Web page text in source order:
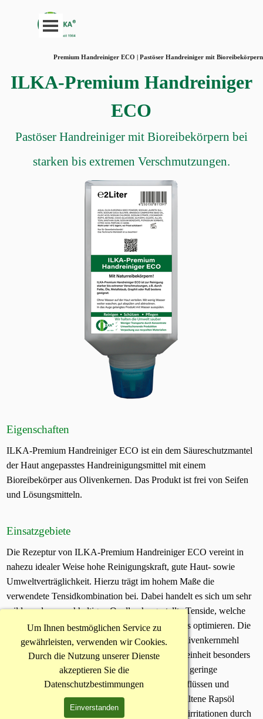
Um Ihnen bestmöglichen Service zu
gewährleisten, verwenden wir Cookies.
Durch die Nutzung unserer Dienste
akzeptieren Sie die
Datenschutzbestimmungen
Einverstanden
Menü überspringen
Premium Handreiniger ECO | Pastöser Handreiniger mit Bioreibekörpern
ILKA-Premium Handreiniger
ECO
Pastöser Handreiniger mit Bioreibekörpern bei
starken bis extremen Verschmutzungen.
Eigenschaften
ILKA-Premium Handreiniger ECO ist ein dem Säureschutzmantel
der Haut angepasstes Handreinigungsmittel mit einem
Bioreibekörper aus Olivenkernen. Das Produkt ist frei von Seifen
und Lösungsmitteln.
Einsatzgebiete
Die Rezeptur von ILKA-Premium Handreiniger ECO vereint in
nahezu idealer Weise hohe Reinigungskraft, gute Haut- sowie
Umweltverträglichkeit. Hierzu trägt im hohem Maße die
verwendete Tensidkombination bei. Dabei handelt es sich um sehr
milde und aus nachhaltigen Quellen hergestellte Tenside, welche
die dermatologische Verträglichkeit des Produktes optimieren. Die
Reinigungswirkung des Produktes wird durch Olivenkernmehl
unterstützt, das in seiner Kornstruktur und Kornfeinheit besonders
auf diese Verwendung abgestimmt ist. Durch das geringe
spezifische Gewicht ist eine Verstopfung von Abflüssen und
Rohrleitungen nahezu ausgeschlossen. Das enthaltene Rapsöl
unterstützt die Reinigungswirkung und hilft Hautirritationen durch